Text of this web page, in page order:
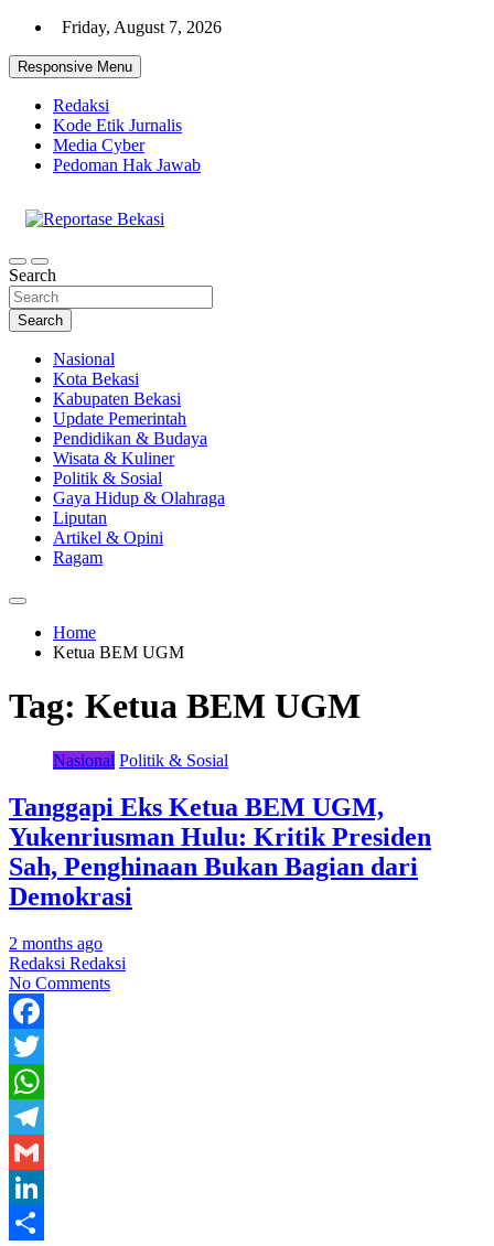
Skip
content
Friday, August 7, 2026
Responsive Menu
Redaksi
Kode Etik Jurnalis
Media Cyber
Pedoman Hak Jawab
Reportase Bekasi
Cakrawala Informasi Warga Bekasi
Search
Search
Nasional
Kota Bekasi
Kabupaten Bekasi
Update Pemerintah
Pendidikan & Budaya
Wisata & Kuliner
Politik & Sosial
Gaya Hidup & Olahraga
Liputan
Artikel & Opini
Ragam
Home
Ketua BEM UGM
Tag: Ketua BEM UGM
Nasional Politik & Sosial
Tanggapi Eks Ketua BEM UGM,
Yukenriusman Hulu: Kritik Presiden
Sah, Penghinaan Bukan Bagian dari
Demokrasi
2 months ago
Redaksi Redaksi
No Comments
Facebook
Twitter
WhatsApp
Telegram
Gmail
LinkedIn